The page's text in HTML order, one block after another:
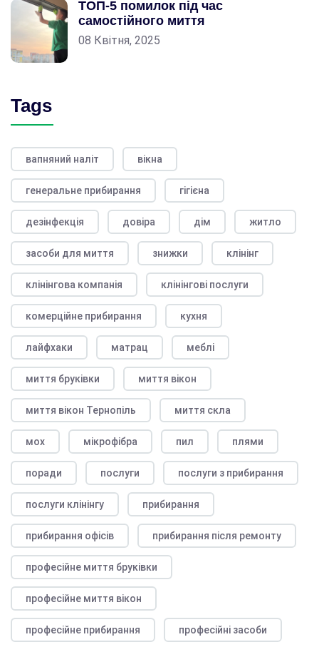
ТОП-5 помилок під час
самостійного миття
08 Квітня, 2025
Tags
вапняний наліт вікна
генеральне прибирання гігієна
дезінфекція довіра дім житло
засоби для миття знижки клінінг
клінінгова компанія клінінгові послуги
комерційне прибирання кухня
лайфхаки матрац меблі
миття бруківки миття вікон
миття вікон Тернопіль миття скла
мох мікрофібра пил плями
поради послуги послуги з прибирання
послуги клінінгу прибирання
прибирання офісів прибирання після ремонту
професійне миття бруківки
професійне миття вікон
професійне прибирання професійні засоби